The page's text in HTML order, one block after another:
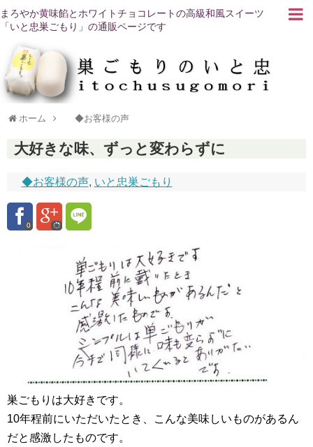
まろやか黄味餡とホワイトチョコレートの高級和風スイーツ
「いと忠巣ごもり」の通販ページです
ホーム ◆お客様の声
大好きな味、ずっと変わらずに
◆お客様の声, いと忠巣ごもり
0
巣ごもりは大好きです。
10年程前にいただいたとき、こんな美味しいものがあるん
だと感激したものです。